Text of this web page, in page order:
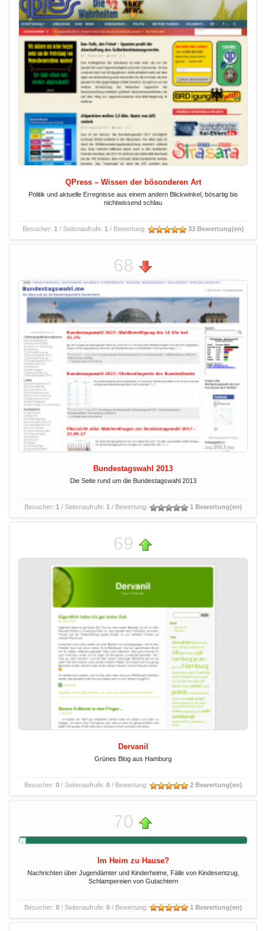
QPress – Wissen der bösonderen Art
Politik und aktuelle Erregnisse aus einem andern Blickwinkel, bösartig bis
nichtwissend schlau
Besucher: 1 / Seitenaufrufe: 1 / Bewertung: 33 Bewertung(en)
68
Bundestagswahl 2013
Die Seite rund um die Bundestagswahl 2013
Besucher: 1 / Seitenaufrufe: 1 / Bewertung: 1 Bewertung(en)
69
Dervanil
Grünes Blog aus Hamburg
Besucher: 0/ Seitenaufrufe: 0/ Bewertung: 2 Bewertung(en)
70
Im Heim zu Hause?
Nachrichten über Jugendämter und Kinderheime, Fälle von Kindesentzug,
Schlampereien von Gutachtern
Besucher: 0/ Seitenaufrufe: 0/ Bewertung: 1 Bewertung(en)